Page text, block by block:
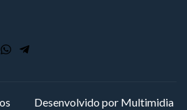
Desenvolvido por Multimidia